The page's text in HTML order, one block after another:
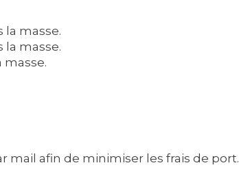
masse.
masse.
mail afin de minimiser les frais de port.